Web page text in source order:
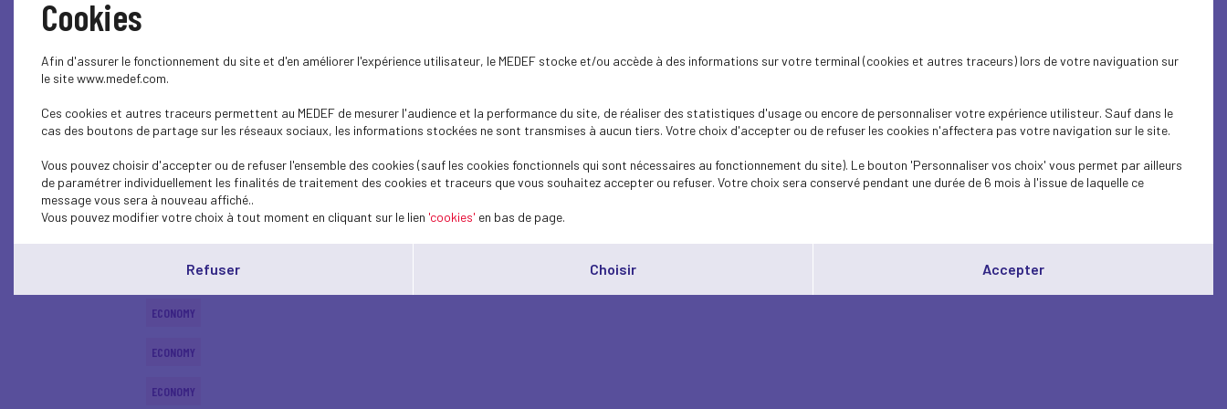
ECONOMY
ECONOMY
ECONOMY
ECONOMY
ECONOMY
ECONOMY
ECONOMY
Cookies
Afin d'assurer le fonctionnement du site et d'en améliorer l'expérience utilisateur, le MEDEF stocke et/ou accède à des informations sur votre terminal (cookies et autres traceurs) lors de votre naviguation sur
le site www.medef.com.
Ces cookies et autres traceurs permettent au MEDEF de mesurer l'audience et la performance du site, de réaliser des statistiques d'usage ou encore de personnaliser votre expérience utilisteur. Sauf dans le
cas des boutons de partage sur les réseaux sociaux, les informations stockées ne sont transmises à aucun tiers. Votre choix d'accepter ou de refuser les cookies n'affectera pas votre navigation sur le site.
Vous pouvez choisir d'accepter ou de refuser l'ensemble des cookies (sauf les cookies fonctionnels qui sont nécessaires au fonctionnement du site). Le bouton 'Personnaliser vos choix' vous permet par ailleurs
de paramétrer individuellement les finalités de traitement des cookies et traceurs que vous souhaitez accepter ou refuser. Votre choix sera conservé pendant une durée de 6 mois à l'issue de laquelle ce
message vous sera à nouveau affiché..
Vous pouvez modifier votre choix à tout moment en cliquant sur le lien 'cookies' en bas de page.
Refuser Choisir Accepter